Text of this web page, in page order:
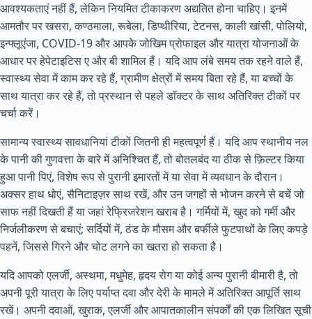
आवश्यकताएं नहीं हैं, लेकिन नियमित टीकाकरण अद्यतित होना चाहिए। इनमें
आमतौर पर खसरा, कण्ठमाला, रूबेला, डिप्थीरिया, टेटनस, काली खांसी, पोलियो,
इन्फ्लूएंजा, COVID-19 और आपके जोखिम प्रोफाइल और यात्रा योजनाओं के
आधार पर हेपेटाइटिस ए और बी शामिल हैं। यदि आप लंबे समय तक रहने वाले हैं,
स्वास्थ्य सेवा में काम कर रहे हैं, ग्रामीण क्षेत्रों में समय बिता रहे हैं, या बच्चों के
साथ यात्रा कर रहे हैं, तो प्रस्थान से पहले डॉक्टर के साथ अतिरिक्त टीकों पर
चर्चा करें।
सामान्य स्वास्थ्य सावधानियां टीकों जितनी ही महत्वपूर्ण हैं। यदि आप स्थानीय नल
के पानी की गुणवत्ता के बारे में अनिश्चित हैं, तो बोतलबंद या ठीक से फ़िल्टर किया
हुआ पानी पिएं, विशेष रूप से पुरानी इमारतों में या सेवा में व्यवधान के दौरान।
अक्सर हाथ धोएं, सैनिटाइज़र साथ रखें, और उन जगहों से भोजन करने से बचें जो
साफ नहीं दिखती हैं या जहां रेफ्रिजरेशन खराब है। गर्मियों में, खुद को गर्मी और
निर्जलीकरण से बचाएं; सर्दियों में, ठंड के मौसम और बर्फीले फुटपाथों के लिए कपड़े
पहनें, जिससे गिरने और चोट लगने का खतरा हो सकता है।
यदि आपको एलर्जी, अस्थमा, मधुमेह, हृदय रोग या कोई अन्य पुरानी बीमारी है, तो
अपनी पूरी यात्रा के लिए पर्याप्त दवा और देरी के मामले में अतिरिक्त आपूर्ति साथ
रखें। अपनी दवाओं, खुराक, एलर्जी और आपातकालीन संपर्कों की एक लिखित सूची